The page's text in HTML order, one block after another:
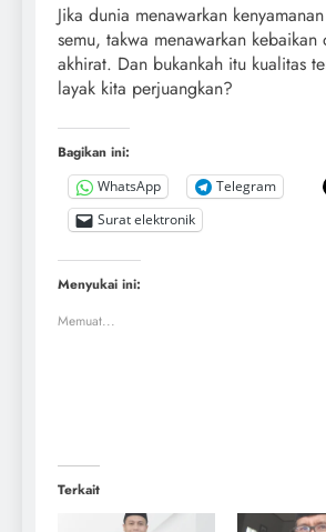
Jika dunia menawarkan
semu, takwa menawarkan kebaikan
akhirat. Dan bukankah itu kualitas
layak kita perjuangkan?
Bagikan ini:
WhatsApp
Telegram
Surat elektronik
Menyukai ini:
Memuat...
Terkait